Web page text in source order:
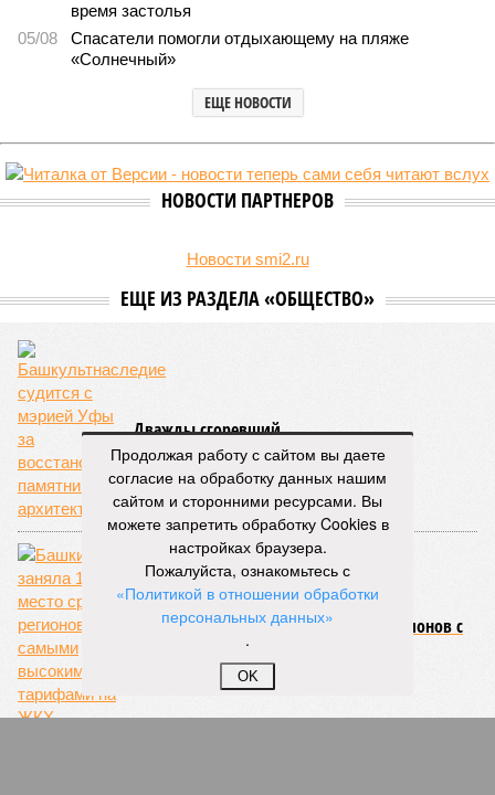
время застолья
05/08
Спасатели помогли отдыхающему на пляже
«Солнечный»
ЕЩЕ НОВОСТИ
НОВОСТИ ПАРТНЕРОВ
Новости smi2.ru
ЕЩЕ ИЗ РАЗДЕЛА «ОБЩЕСТВО»
Дважды сгоревший
Башкирия заняла 10 место среди регионов с
самыми высокими тарифами на ЖКХ
Продолжая работу с сайтом вы даете
согласие на обработку данных нашим
сайтом и сторонними ресурсами. Вы
можете запретить обработку Cookies в
настройках браузера.
Пожалуйста, ознакомьтесь с
«Политикой в отношении обработки
персональных данных»
.
OK